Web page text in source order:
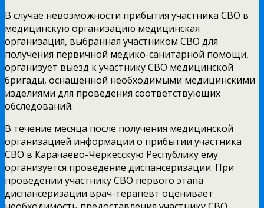
В случае невозможности прибытия участника СВО в
медицинскую организацию медицинская
организация, выбранная участником СВО для
получения первичной медико-санитарной помощи,
организует выезд к участнику СВО медицинской
бригады, оснащенной необходимыми медицинскими
изделиями для проведения соответствующих
обследований.
В течение месяца после получения медицинской
организацией информации о прибытии участника
СВО в Карачаево-Черкесскую Республику ему
организуется проведение диспансеризации. При
проведении участнику СВО первого этапа
диспансеризации врач-терапевт оценивает